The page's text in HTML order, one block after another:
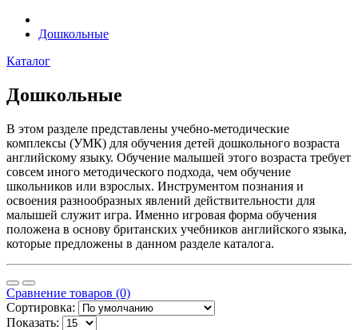
Дошкольные
Каталог
Дошкольные
В этом разделе представлены учебно-методические
комплексы (УМК) для обучения детей дошкольного возраста
английскому языку. Обучение малышей этого возраста требует
совсем иного методического подхода, чем обучение
школьников или взрослых. Инструментом познания и
освоения разнообразных явлений действительности для
малышей служит игра. Именно игровая форма обучения
положена в основу британских учебников английского языка,
которые предложены в данном разделе каталога.
Сравнение товаров (0)
Сортировка:
Показать: